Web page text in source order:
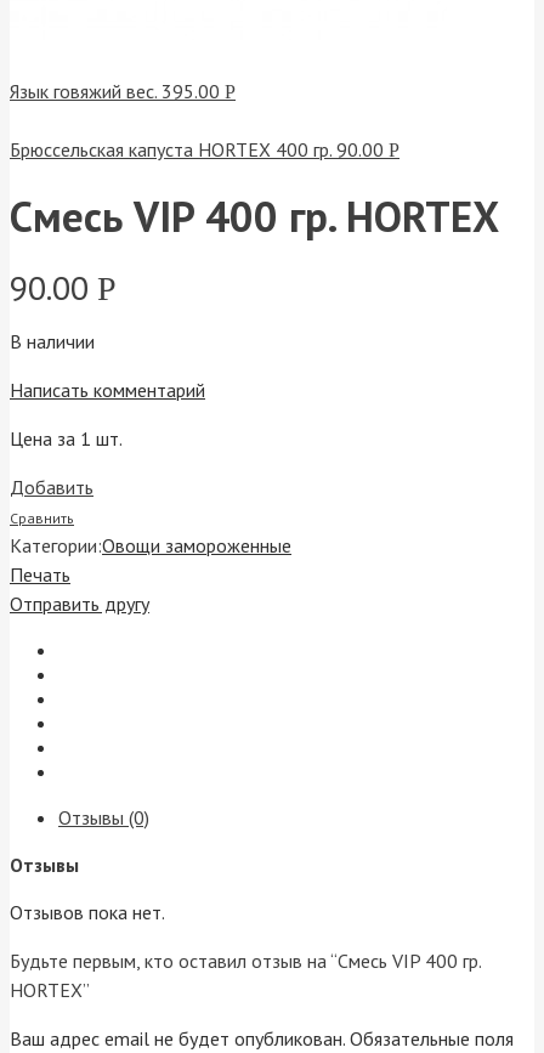
Язык говяжий вес. 395.00 Р
Брюссельская капуста HORTEX 400 гр. 90.00 Р
Cмесь VIP 400 гр. HORTEX
90.00 Р
В наличии
Написать комментарий
Цена за 1 шт.
Добавить
Сравнить
Категории:Овощи замороженные
Печать
Отправить другу
Отзывы (0)
Отзывы
Отзывов пока нет.
Будьте первым, кто оставил отзыв на “Cмесь VIP 400 гр.
HORTEX”
Ваш адрес email не будет опубликован. Обязательные поля